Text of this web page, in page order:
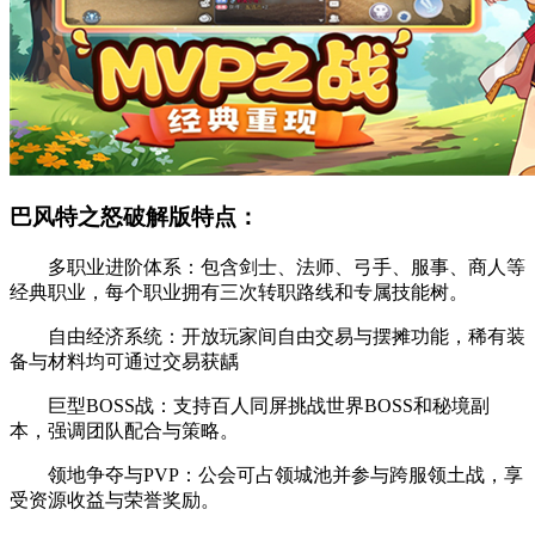
巴风特之怒破解版特点：
多职业进阶体系：包含剑士、法师、弓手、服事、商人等
经典职业，每个职业拥有三次转职路线和专属技能树。
自由经济系统：开放玩家间自由交易与摆摊功能，稀有装
备与材料均可通过交易获龋
巨型BOSS战：支持百人同屏挑战世界BOSS和秘境副
本，强调团队配合与策略。
领地争夺与PVP：公会可占领城池并参与跨服领土战，享
受资源收益与荣誉奖励。